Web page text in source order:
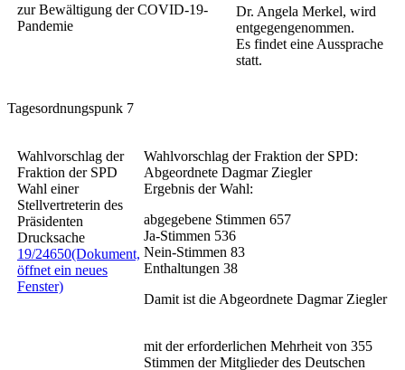
zur Bewältigung der COVID-19-
Pandemie
Dr. Angela Merkel, wird
entgegengenommen.
Es findet eine Aussprache
statt.
Tagesordnungspunk 7
Wahlvorschlag der
Fraktion der SPD
Wahl einer
Stellvertreterin des
Präsidenten
Drucksache
19/24650(Dokument,
öffnet ein neues
Fenster)
Wahlvorschlag der Fraktion der SPD:
Abgeordnete Dagmar Ziegler
Ergebnis der Wahl:
abgegebene Stimmen 657
Ja-Stimmen 536
Nein-Stimmen 83
Enthaltungen 38
Damit ist die Abgeordnete Dagmar Ziegler
mit der erforderlichen Mehrheit von 355
Stimmen der Mitglieder des Deutschen